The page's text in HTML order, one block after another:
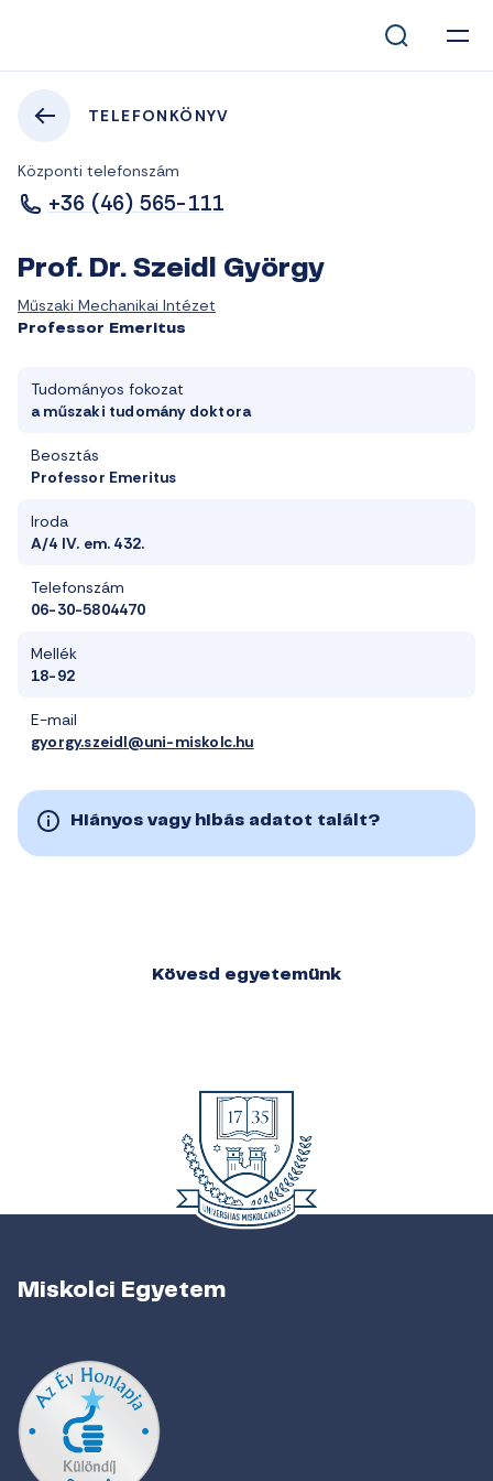
TELEFONKÖNYV
Központi telefonszám
+36 (46) 565-111
Prof. Dr. Szeidl György
Műszaki Mechanikai Intézet
Professor Emeritus
Tudományos fokozat
a műszaki tudomány doktora
Beosztás
Professor Emeritus
Iroda
A/4 IV. em. 432.
Telefonszám
06-30-5804470
Mellék
18-92
E-mail
gyorgy.szeidl@uni-miskolc.hu
Hiányos vagy hibás adatot talált?
Kövesd egyetemünk
Miskolci Egyetem